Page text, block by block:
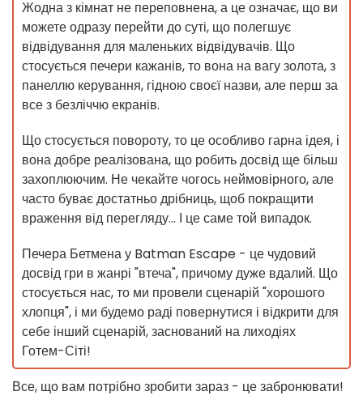
Жодна з кімнат не переповнена, а це означає, що ви
можете одразу перейти до суті, що полегшує
відвідування для маленьких відвідувачів. Що
стосується печери кажанів, то вона на вагу золота, з
панеллю керування, гідною своєї назви, але перш за
все з безліччю екранів.
Що стосується повороту, то це особливо гарна ідея, і
вона добре реалізована, що робить досвід ще більш
захоплюючим. Не чекайте чогось неймовірного, але
часто буває достатньо дрібниць, щоб покращити
враження від перегляду... І це саме той випадок.
Печера Бетмена у Batman Escape - це чудовий
досвід гри в жанрі "втеча", причому дуже вдалий. Що
стосується нас, то ми провели сценарій "хорошого
хлопця", і ми будемо раді повернутися і відкрити для
себе інший сценарій, заснований на лиходіях
Готем-Сіті!
Все, що вам потрібно зробити зараз - це забронювати!